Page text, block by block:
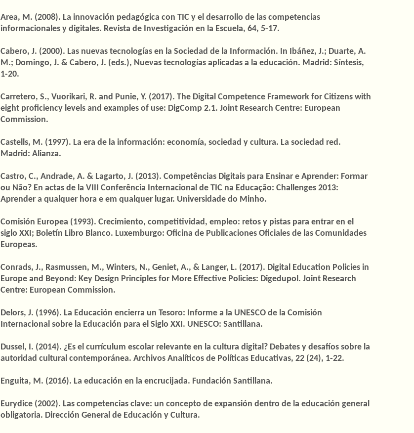
Area, M. (2008). La innovación pedagógica con TIC y el desarrollo de las competencias
informacionales y digitales. Revista de Investigación en la Escuela, 64, 5-17.
Cabero, J. (2000). Las nuevas tecnologías en la Sociedad de la Información. In Ibáñez, J.; Duarte, A.
M.; Domingo, J. & Cabero, J. (eds.), Nuevas tecnologías aplicadas a la educación. Madrid: Síntesis,
1-20.
Carretero, S., Vuorikari, R. and Punie, Y. (2017). The Digital Competence Framework for Citizens with
eight proficiency levels and examples of use: DigComp 2.1. Joint Research Centre: European
Commission.
Castells, M. (1997). La era de la información: economía, sociedad y cultura. La sociedad red.
Madrid: Alianza.
Castro, C., Andrade, A. & Lagarto, J. (2013). Competências Digitais para Ensinar e Aprender: Formar
ou Não? En actas de la VIII Conferência Internacional de TIC na Educação: Challenges 2013:
Aprender a qualquer hora e em qualquer lugar. Universidade do Minho.
Comisión Europea (1993). Crecimiento, competitividad, empleo: retos y pistas para entrar en el
siglo XXI; Boletín Libro Blanco. Luxemburgo: Oficina de Publicaciones Oficiales de las Comunidades
Europeas.
Conrads, J., Rasmussen, M., Winters, N., Geniet, A., & Langer, L. (2017). Digital Education Policies in
Europe and Beyond: Key Design Principles for More Effective Policies: Digedupol. Joint Research
Centre: European Commission.
Delors, J. (1996). La Educación encierra un Tesoro: Informe a la UNESCO de la Comisión
Internacional sobre la Educación para el Siglo XXI. UNESCO: Santillana.
Dussel, I. (2014). ¿Es el currículum escolar relevante en la cultura digital? Debates y desafíos sobre la
autoridad cultural contemporánea. Archivos Analíticos de Políticas Educativas, 22 (24), 1-22.
Enguita, M. (2016). La educación en la encrucijada. Fundación Santillana.
Eurydice (2002). Las competencias clave: un concepto de expansión dentro de la educación general
obligatoria. Dirección General de Educación y Cultura.